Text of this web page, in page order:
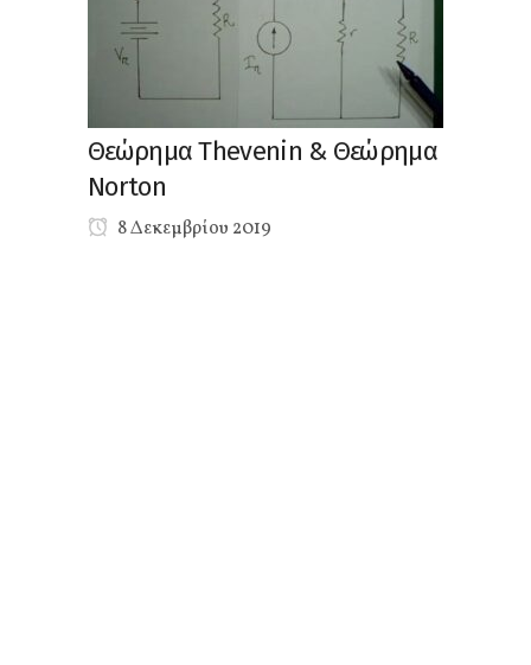
Θεώρημα Thevenin & Θεώρημα
Norton
8 Δεκεμβρίου 2019